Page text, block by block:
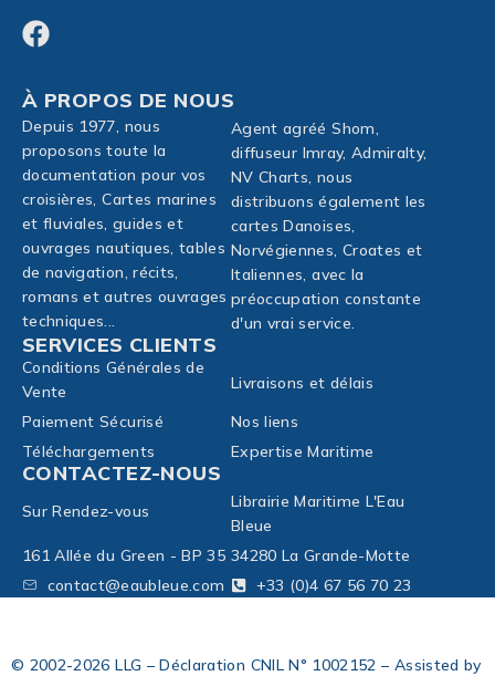
À PROPOS DE NOUS
Depuis 1977, nous
proposons toute la
documentation pour vos
croisières, Cartes marines
et fluviales, guides et
ouvrages nautiques, tables
de navigation, récits,
romans et autres ouvrages
techniques...
Agent agréé Shom,
diffuseur Imray, Admiralty,
NV Charts, nous
distribuons également les
cartes Danoises,
Norvégiennes, Croates et
Italiennes, avec la
préoccupation constante
d'un vrai service.
SERVICES CLIENTS
Conditions Générales de
Vente
Livraisons et délais
Paiement Sécurisé
Nos liens
Téléchargements
Expertise Maritime
CONTACTEZ-NOUS
Sur Rendez-vous
Librairie Maritime L'Eau
Bleue
161 Allée du Green - BP 35 34280 La Grande-Motte
contact@eaubleue.com
+33 (0)4 67 56 70 23
© 2002-2026 LLG – Déclaration CNIL N° 1002152 – Assisted by